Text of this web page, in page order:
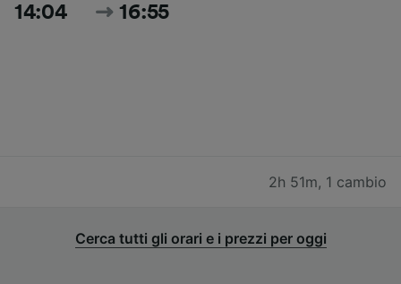
14:04 16:55
2h 51m, 1 cambio
Cerca tutti gli orari e i prezzi per oggi